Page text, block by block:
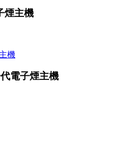
煙主機
電子煙主機